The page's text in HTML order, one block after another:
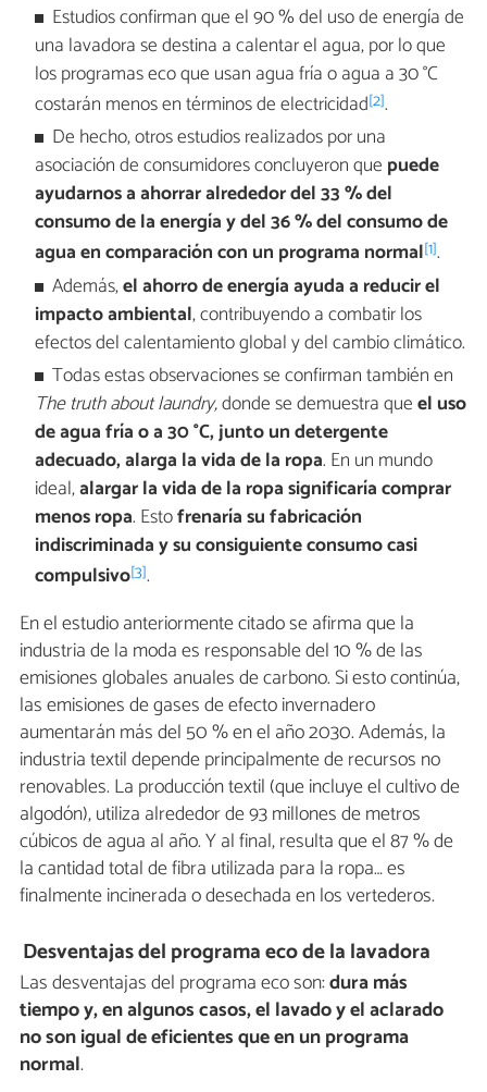
Estudios confirman que el 90 % del uso de energía de
una lavadora se destina a calentar el agua, por lo que
los programas eco que usan agua fría o agua a 30 °C
costarán menos en términos de electricidad[2].
De hecho, otros estudios realizados por una
asociación de consumidores concluyeron que puede
ayudarnos a ahorrar alrededor del 33 % del
consumo de la energía y del 36 % del consumo de
agua en comparación con un programa normal[1].
Además,el ahorro de energía ayuda a reducir el
impacto ambiental, contribuyendo a combatir los
efectos del calentamiento global y del cambio climático.
Todas estas observaciones se confirman también en
The truth about laundry,donde se demuestra queel uso
de agua fría o a 30 °C, junto un detergente
adecuado, alarga la vida de la ropa. En un mundo
ideal,alargar la vida de la ropa significaría comprar
menos ropa. Estofrenaría su fabricación
indiscriminada y su consiguiente consumocasi
compulsivo[3].
En el estudio anteriormente citado se afirma que la
industria de la moda es responsable del 10 % de las
emisiones globales anuales de carbono. Si esto continúa,
las emisiones de gases de efecto invernadero
aumentarán más del 50 % en el año 2030. Además, la
industria textil depende principalmente de recursos no
renovables. La producción textil (que incluye el cultivo de
algodón), utiliza alrededor de 93 millones de metros
cúbicos de agua al año. Y al final, resulta que el 87 % de
la cantidad total de fibra utilizada para la ropa… es
finalmente incinerada o desechada en los vertederos.
Desventajas del programa eco de la lavadora
Las desventajas del programa eco son:dura más
tiempo y, en algunos casos, el lavado y el aclarado
no son igual de eficientes que en un programa
normal.